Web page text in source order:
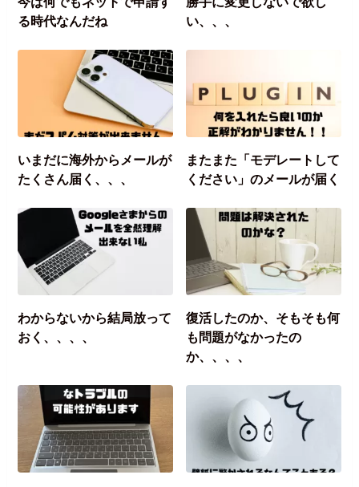
る時代なんだね
い、、、
いまだに海外からメールが
たくさん届く、、、
またまた「モデレートして
ください」のメールが届く
わからないから結局放って
おく、、、、
復活したのか、そもそも何
も問題がなかったの
か、、、、